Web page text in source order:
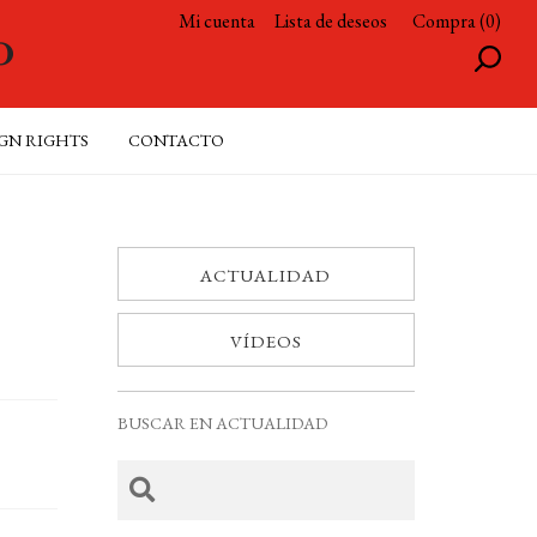
Mi cuenta Lista de deseos Compra (0)
RIGHTS CONTACTO
ACTUALIDAD
VÍDEOS
BUSCAR EN ACTUALIDAD